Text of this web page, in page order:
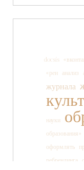
docsis
«рен анализ
журнала
науки
образования»
оформлять
ребрендинга